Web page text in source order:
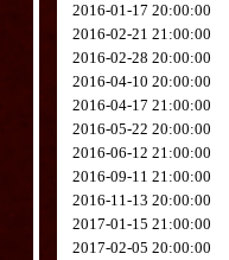
2016-01-17 20:00:00
2016-02-21 21:00:00
2016-02-28 20:00:00
2016-04-10 20:00:00
2016-04-17 21:00:00
2016-05-22 20:00:00
2016-06-12 21:00:00
2016-09-11 21:00:00
2016-11-13 20:00:00
2017-01-15 21:00:00
2017-02-05 20:00:00